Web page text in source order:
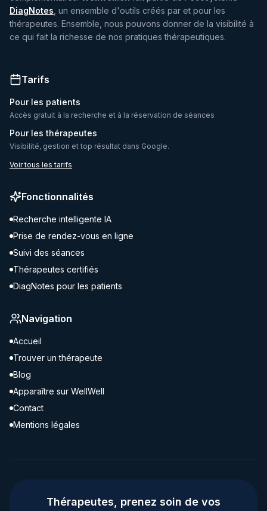
DiagNotes , un ensemble d'outils créés par et pour les
thérapeutes. Ensemble, nous pouvons donner de la visibilité à
ce qui fait la richesse de nos pratiques thérapeutiques.
Tarifs
Pour les patients
Accès gratuit à la recherche et à la réservation de séances
Pour les thérapeutes
Visibilité, gestion et top résultat dans Google.
Voir tous les tarifs
Fonctionnalités
Recherche intelligente IA
Prise de rendez-vous en ligne
Suivi des séances
Thérapeutes certifiés
DiagNotes pour les patients
Navigation
Accueil
Trouver un thérapeute
Blog
Apparaître sur WellWell
Contact
Mentions légales
Thérapeutes, prenez soin de vos